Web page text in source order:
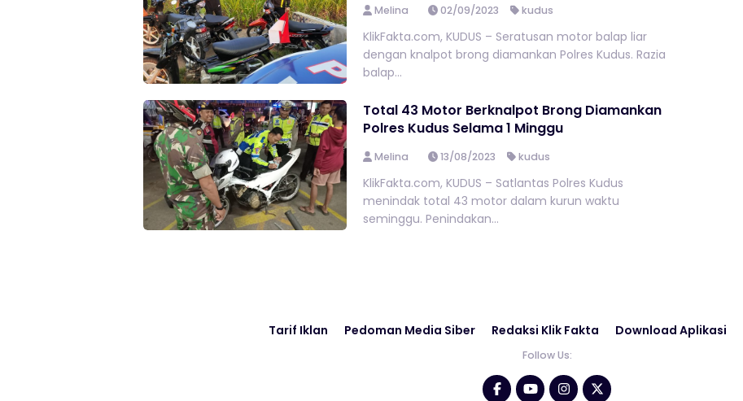
Melina 02/09/2023 kudus
KlikFakta.com, KUDUS – Seratusan motor balap liar
dengan knalpot brong diamankan Polres Kudus. Razia
balap...
Total 43 Motor Berknalpot Brong Diamankan
Polres Kudus Selama 1 Minggu
Melina 13/08/2023 kudus
KlikFakta.com, KUDUS – Satlantas Polres Kudus
menindak total 43 motor dalam kurun waktu
seminggu. Penindakan...
Tarif Iklan Pedoman Media Siber Redaksi Klik Fakta Download Aplikasi
Follow Us: